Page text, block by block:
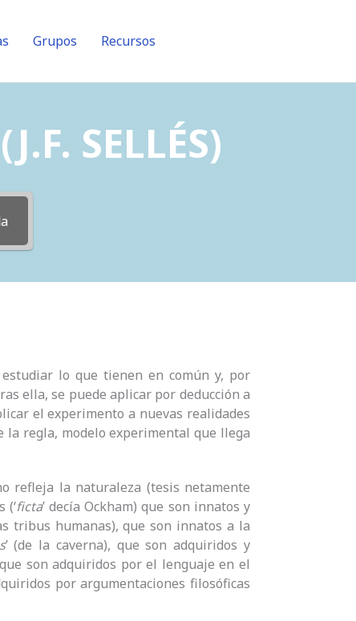
Grupos Recursos
SELLÉS)
lo que tienen en común y, por
ella, se puede aplicar por deducción a
el experimento a nuevas realidades
la regla, modelo experimental que llega
refleja la naturaleza (tesis netamente
(‘ficta’ decía Ockham) que son innatos y
tribus humanas), que son innatos a la
’ (de la caverna), que son adquiridos y
son adquiridos por el lenguaje en el
por argumentaciones filosóficas